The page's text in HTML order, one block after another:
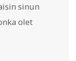
sinun
olet